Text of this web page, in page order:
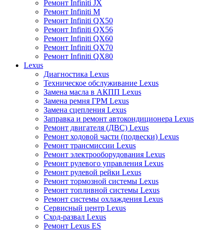
Ремонт Infiniti JX
Ремонт Infiniti M
Ремонт Infiniti QX50
Ремонт Infiniti QX56
Ремонт Infiniti QX60
Ремонт Infiniti QX70
Ремонт Infiniti QX80
Lexus
Диагностика Lexus
Техническое обслуживание Lexus
Замена масла в АКПП Lexus
Замена ремня ГРМ Lexus
Замена сцепления Lexus
Заправка и ремонт автокондиционера Lexus
Ремонт двигателя (ДВС) Lexus
Ремонт ходовой части (подвески) Lexus
Ремонт трансмиссии Lexus
Ремонт электрооборудования Lexus
Ремонт рулевого управления Lexus
Ремонт рулевой рейки Lexus
Ремонт тормозной системы Lexus
Ремонт топливной системы Lexus
Ремонт системы охлаждения Lexus
Сервисный центр Lexus
Сход-развал Lexus
Ремонт Lexus ES